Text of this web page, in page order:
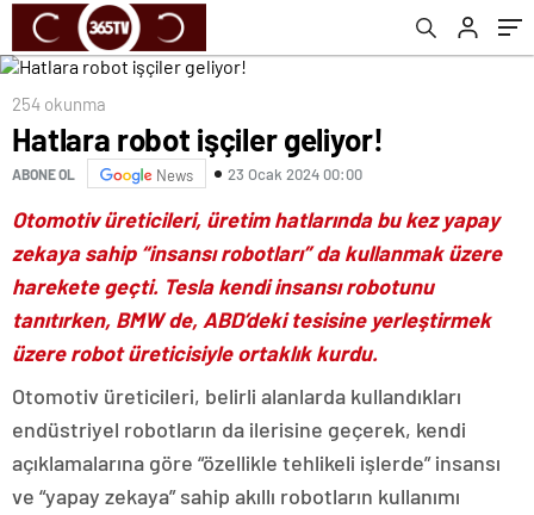
254 okunma
Hatlara robot işçiler geliyor!
ABONE OL News 23 Ocak 2024 00:00
Otomotiv üreticileri, üretim hatlarında bu kez yapay
zekaya sahip “insansı robotları” da kullanmak üzere
harekete geçti. Tesla kendi insansı robotunu
tanıtırken, BMW de, ABD’deki tesisine yerleştirmek
üzere robot üreticisiyle ortaklık kurdu.
Otomotiv üreticileri, belirli alanlarda kullandıkları
endüstriyel robotların da ilerisine geçerek, kendi
açıklamalarına göre “özellikle tehlikeli işlerde” insansı
ve “yapay zekaya” sahip akıllı robotların kullanımı